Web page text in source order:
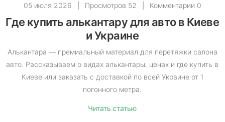
05 июля 2026 Просмотров 52 Комментарии 0
Где купить алькантару для авто в Киеве
и Украине
Алькантара — премиальный материал для перетяжки салона
авто. Рассказываем о видах алькантары, ценах и где купить в
Киеве или заказать с доставкой по всей Украине от 1
погонного метра.
Читать статью